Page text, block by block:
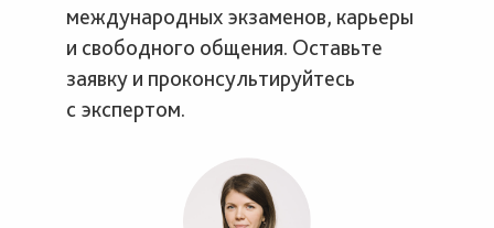
международных экзаменов, карьеры
и свободного общения. Оставьте
заявку и проконсультируйтесь
с экспертом.